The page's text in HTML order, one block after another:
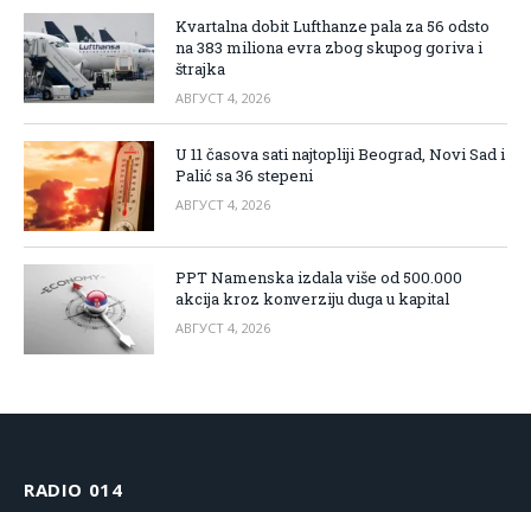
Kvartalna dobit Lufthanze pala za 56 odsto
na 383 miliona evra zbog skupog goriva i
štrajka
АВГУСТ 4, 2026
U 11 časova sati najtopliji Beograd, Novi Sad i
Palić sa 36 stepeni
АВГУСТ 4, 2026
PPT Namenska izdala više od 500.000
akcija kroz konverziju duga u kapital
АВГУСТ 4, 2026
RADIO 014